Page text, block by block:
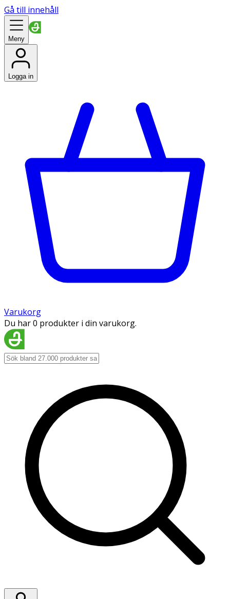
Gå till innehåll
Meny
Logga in
Varukorg
Du har 0 produkter i din varukorg.